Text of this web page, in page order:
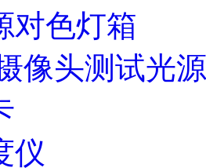
对色灯箱
像头测试光
仪